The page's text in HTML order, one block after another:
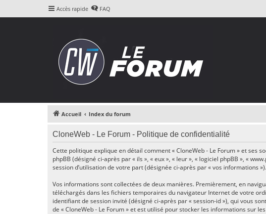
Accès rapide FAQ
Accueil Index du forum
CloneWeb - Le Forum - Politique de confidentialité
Cette politique explique en détail comment « CloneWeb - Le Forum » et ses
phpBB (désigné ci-après par « ils », « eux », « leur », « logiciel phpBB », «
session d’utilisation de votre part (désignée ci-après par « vos informations »).
Vos informations sont collectées de deux manières. Premièrement, en
téléchargés dans les fichiers temporaires du navigateur Internet de votre
identifiant de session invité (désigné ci-après par « session-id »), qui vous
de « CloneWeb - Le Forum » et est utilisé pour stocker les informations sur